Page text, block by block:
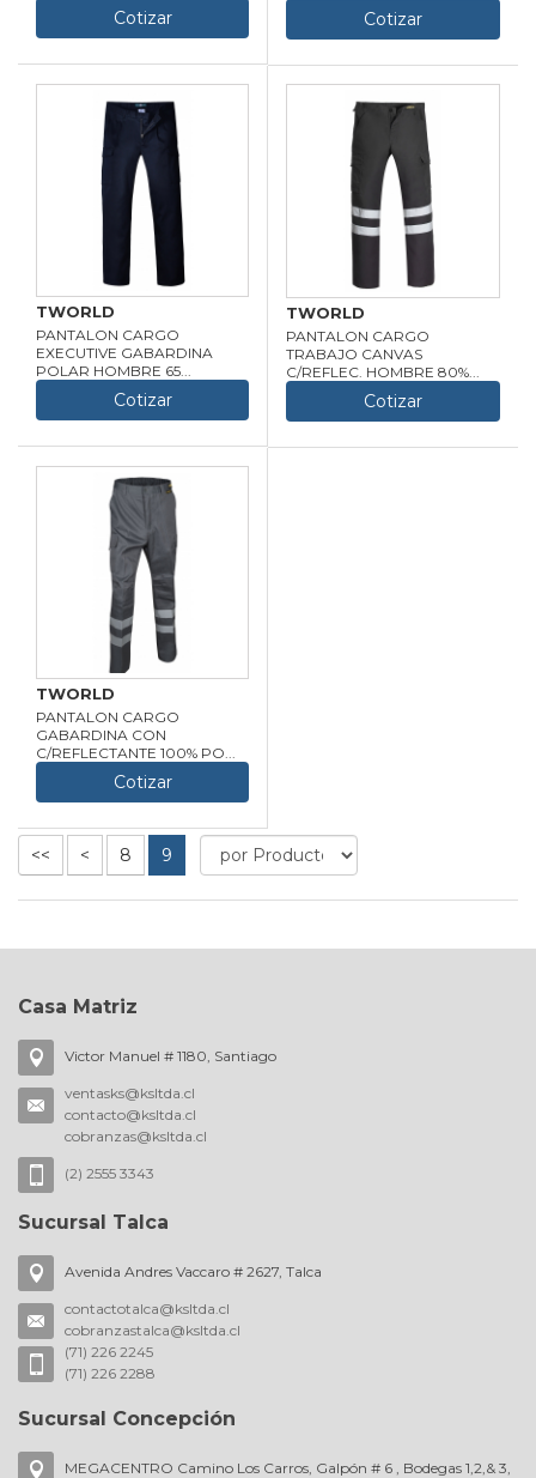
Cotizar Cotizar
TWORLD
PANTALON CARGO
EXECUTIVE GABARDINA
POLAR HOMBRE 65...
Cotizar
TWORLD
PANTALON CARGO
TRABAJO CANVAS
C/REFLEC. HOMBRE 80%...
Cotizar
TWORLD
PANTALON CARGO
GABARDINA CON
C/REFLECTANTE 100% PO...
Cotizar
<< < 8 9
Casa Matriz
Victor Manuel # 1180, Santiago
ventasks@ksltda.cl
contacto@ksltda.cl
cobranzas@ksltda.cl
(2) 2555 3343
Sucursal Talca
Avenida Andres Vaccaro # 2627, Talca
contactotalca@ksltda.cl
cobranzastalca@ksltda.cl
(71) 226 2245
(71) 226 2288
Sucursal Concepción
MEGACENTRO Camino Los Carros, Galpón # 6 , Bodegas 1,2,& 3,